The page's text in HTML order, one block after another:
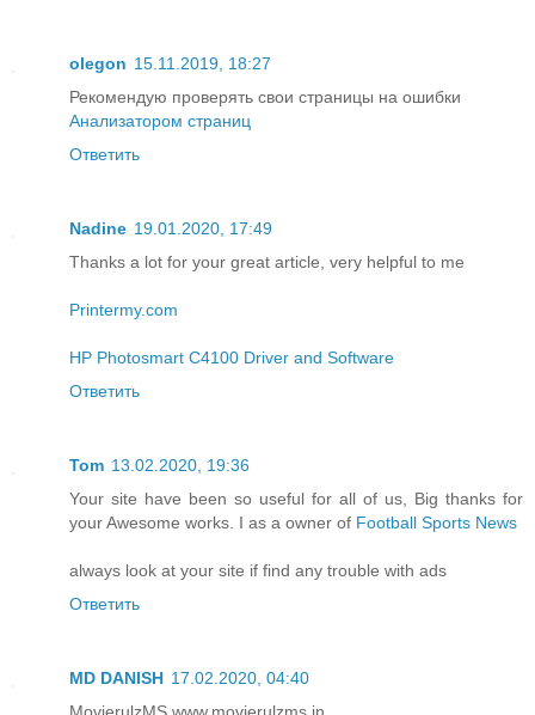
olegon 15.11.2019, 18:27
Рекомендую проверять свои страницы на ошибки
Анализатором страниц
Ответить
Nadine 19.01.2020, 17:49
Thanks a lot for your great article, very helpful to me
Printermy.com
HP Photosmart C4100 Driver and Software
Ответить
Tom 13.02.2020, 19:36
Your site have been so useful for all of us, Big thanks for
your Awesome works. I as a owner of Football Sports News
always look at your site if find any trouble with ads
Ответить
MD DANISH 17.02.2020, 04:40
MovierulzMS www.movierulzms.in